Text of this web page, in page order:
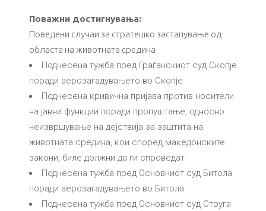
Поважни достигнувања:
Поведени случаи за стратешко застапување од
областа на животната средина
Поднесена тужба пред Граѓанскиот суд Скопје
поради аерозагадувањето во Скопје
Поднесена кривична пријава против носители
на јавни функции поради пропуштање, односно
неизвршување на дејствија за заштита на
животната средина, кои според македонските
закони, биле должни да ги спроведат
Поднесена тужба пред Основниот суд Битола
поради аерозагадувањето во Битола
Поднесена тужба пред Основниот суд Струга